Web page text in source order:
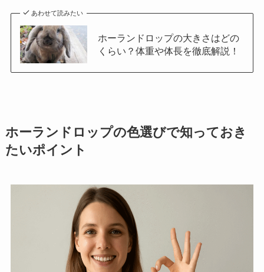
あわせて読みたい
ホーランドロップの大きさはどの
くらい？体重や体長を徹底解説！
ホーランドロップの色選びで知っておき
たいポイント